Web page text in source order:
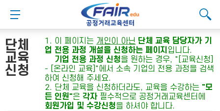
로
가
기
로
가
기
메뉴 버튼
단체
교육
신청
1. 이 페이지는 개인이 아닌 단체 교육 담당자가 기
업 전용 과정 개설을 신청하는 페이지 입니다.
기업 전용 과정 신청을 원하는 경우, "[교육신청]
- [온라인 교육]"에서 소속 기업의 전용 과정을 검색
하여 신청해 주세요.
2. 단체 교육을 신청하더라도, 교육을 수강하는 "모
든 인원"은 각자필수적으로 공정거래교육센터에
회원가입 및 수강신청을 하셔야 합니다.